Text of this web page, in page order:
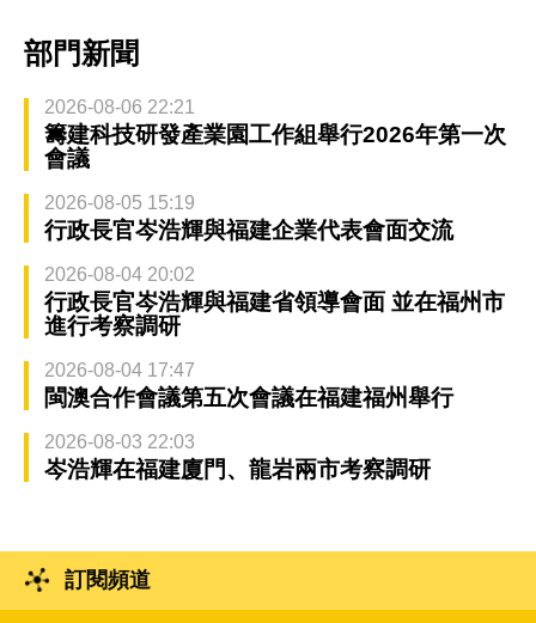
部門新聞
2026-08-06 22:21
籌建科技研發產業園工作組舉行2026年第一次
會議
2026-08-05 15:19
行政長官岑浩輝與福建企業代表會面交流
2026-08-04 20:02
行政長官岑浩輝與福建省領導會面 並在福州市
進行考察調研
2026-08-04 17:47
閩澳合作會議第五次會議在福建福州舉行
2026-08-03 22:03
岑浩輝在福建廈門、龍岩兩市考察調研
訂閱頻道